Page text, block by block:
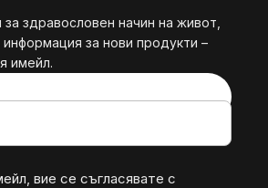
здравословен начин на живот,
за нови продукти –
имейл.
вие се съгласявате с